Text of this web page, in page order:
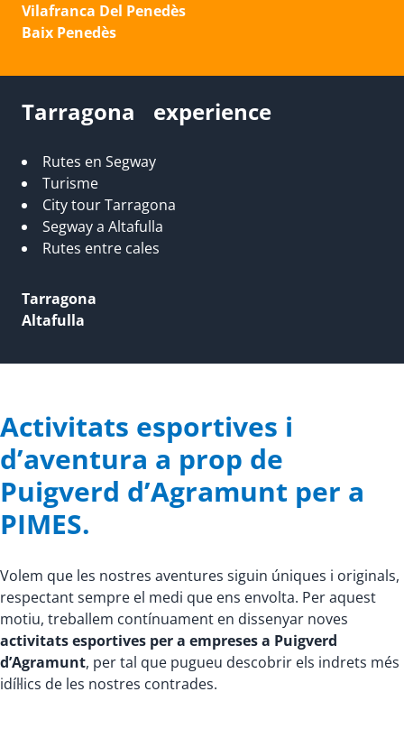
Vilafranca Del Penedès
Baix Penedès
Tarragona experience
Rutes en Segway
Turisme
City tour Tarragona
Segway a Altafulla
Rutes entre cales
Tarragona
Altafulla
Activitats esportives i
d’aventura a prop de
Puigverd d’Agramunt per a
PIMES.
Volem que les nostres aventures siguin úniques i originals,
respectant sempre el medi que ens envolta. Per aquest
motiu, treballem contínuament en dissenyar noves
activitats esportives per a empreses a Puigverd
d’Agramunt, per tal que pugueu descobrir els indrets més
idíl·lics de les nostres contrades.